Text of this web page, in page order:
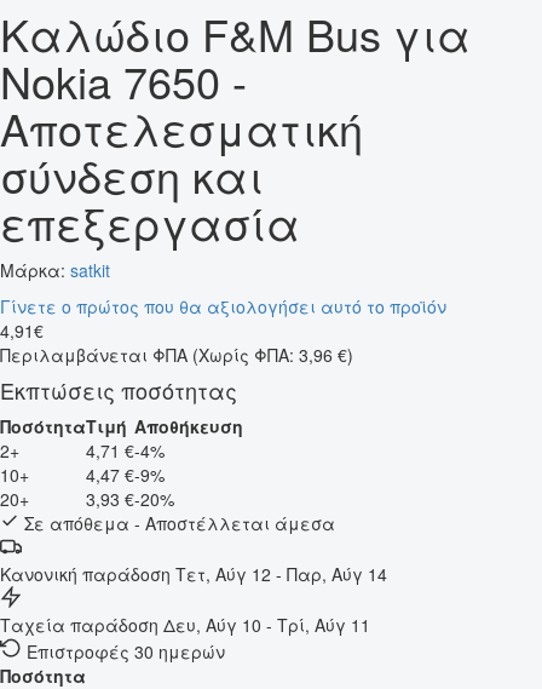
Καλώδιο F&M Bus για
Nokia 7650 -
Αποτελεσματική
σύνδεση και
επεξεργασία
Μάρκα: satkit
Γίνετε ο πρώτος που θα αξιολογήσει αυτό το προϊόν
4,91€
Περιλαμβάνεται ΦΠΑ (Χωρίς ΦΠΑ: 3,96 €)
Εκπτώσεις ποσότητας
ΠοσότηταΤιμή Αποθήκευση
2+
4,71 €-4%
10+
4,47 €-9%
20+
3,93 €-20%
Σε απόθεμα - Αποστέλλεται άμεσα
Κανονική παράδοση Τετ, Αύγ 12 - Παρ, Αύγ 14
Ταχεία παράδοση Δευ, Αύγ 10 - Τρί, Αύγ 11
Επιστροφές 30 ημερών
Ποσότητα